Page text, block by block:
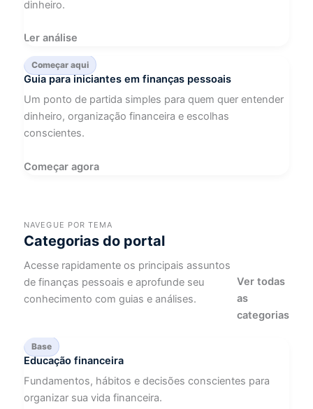
dinheiro.
Ler análise
Começar aqui
Guia para iniciantes em finanças pessoais
Um ponto de partida simples para quem quer entender
dinheiro, organização financeira e escolhas
conscientes.
Começar agora
NAVEGUE POR TEMA
Categorias do portal
Acesse rapidamente os principais assuntos
de finanças pessoais e aprofunde seu
conhecimento com guias e análises.
Ver todas
as
categorias
Base
Educação financeira
Fundamentos, hábitos e decisões conscientes para
organizar sua vida financeira.